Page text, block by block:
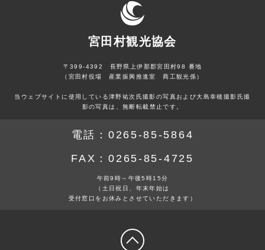
宮田村観光協会
〒399-4392 長野県上伊那郡宮田村98 番地
（宮田村役場 産業振興推進室 商工観光係）
当ウェブサイトに使用している津野祐次氏撮影の写真および大島幸穂撮影氏撮
影の写真は、無断転載禁止です。
電話： 0265-85-5864
FAX：0265-85-4725
午前9時～午後5時15分
（土日祝日、年末年始は
受付窓口をお休みとさせていただきます）